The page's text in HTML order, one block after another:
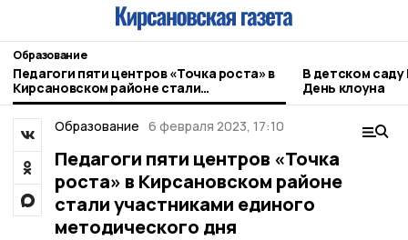
Образование
Педагоги пяти центров «Точка роста» в
Кирсановском районе стали
участниками единого методического
дня
В детском
День клоуна
Образование 6 февраля 2023, 17:10
Педагоги пяти центров «Точка
роста» в Кирсановском районе
стали участниками единого
методического дня